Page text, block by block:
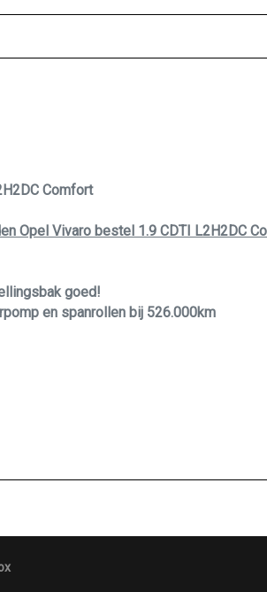
Comfort
Opel Vivaro bestel 1.9 CDTI L2H2DC
goed!
en spanrollen bij 526.000km